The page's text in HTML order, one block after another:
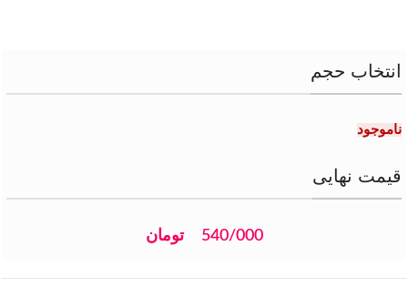
انتخاب حجم
ناموجود
قیمت نهایی
540/000 تومان